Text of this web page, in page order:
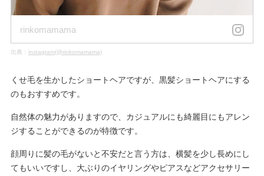
rinkomamama
出典： instagram(@rinkomamama)
くせ毛を生かしたショートヘアですが、黒髪ショートヘアにする
のもおすすめです。
自然体の魅力がありますので、カジュアルにも綺麗目にもアレン
ジすることができるのが特徴です。
顔周りに髪の毛がないと不安だと言う方は、横髪を少し長めにし
てもいいですし、大ぶりのイヤリングやピアスなどアクセサリー